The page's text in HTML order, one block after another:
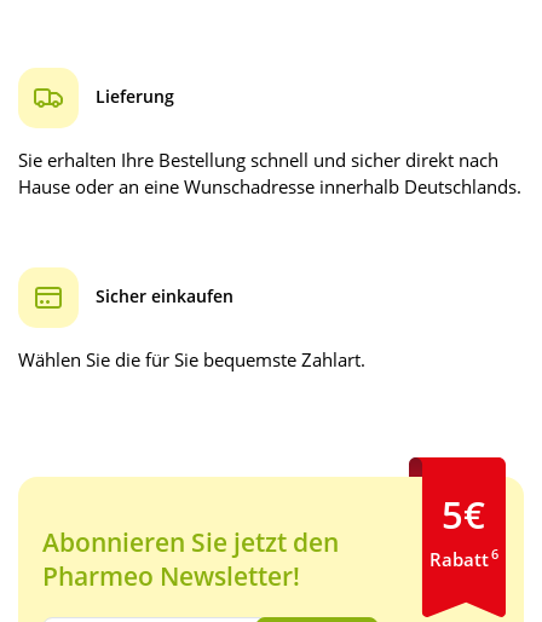
Lieferung
Sie erhalten Ihre Bestellung schnell und sicher direkt nach
Hause oder an eine Wunschadresse innerhalb Deutschlands.
Sicher einkaufen
Wählen Sie die für Sie bequemste Zahlart.
Abonnieren Sie jetzt den
Pharmeo Newsletter!
5€
Rabatt6